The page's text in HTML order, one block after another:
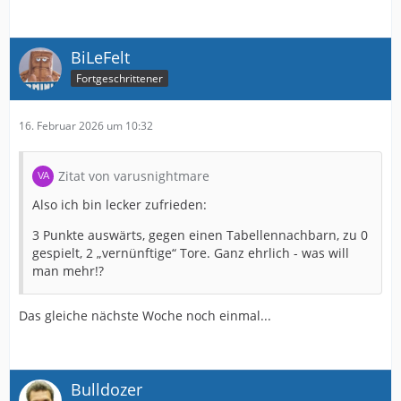
BiLeFelt
Fortgeschrittener
16. Februar 2026 um 10:32
Zitat von varusnightmare
Also ich bin lecker zufrieden:
3 Punkte auswärts, gegen einen Tabellennachbarn, zu 0
gespielt, 2 „vernünftige“ Tore. Ganz ehrlich - was will
man mehr!?
Das gleiche nächste Woche noch einmal...
Bulldozer